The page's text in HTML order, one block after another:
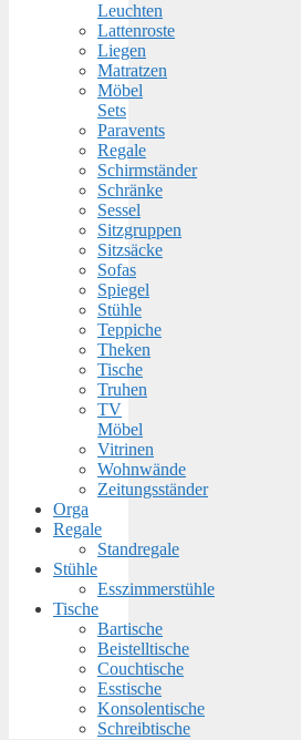
Leuchten
Lattenroste
Liegen
Matratzen
Möbel
Sets
Paravents
Regale
Schirmständer
Schränke
Sessel
Sitzgruppen
Sitzsäcke
Sofas
Spiegel
Stühle
Teppiche
Theken
Tische
Truhen
TV
Möbel
Vitrinen
Wohnwände
Zeitungsständer
Orga
Regale
Standregale
Stühle
Esszimmerstühle
Tische
Bartische
Beistelltische
Couchtische
Esstische
Konsolentische
Schreibtische